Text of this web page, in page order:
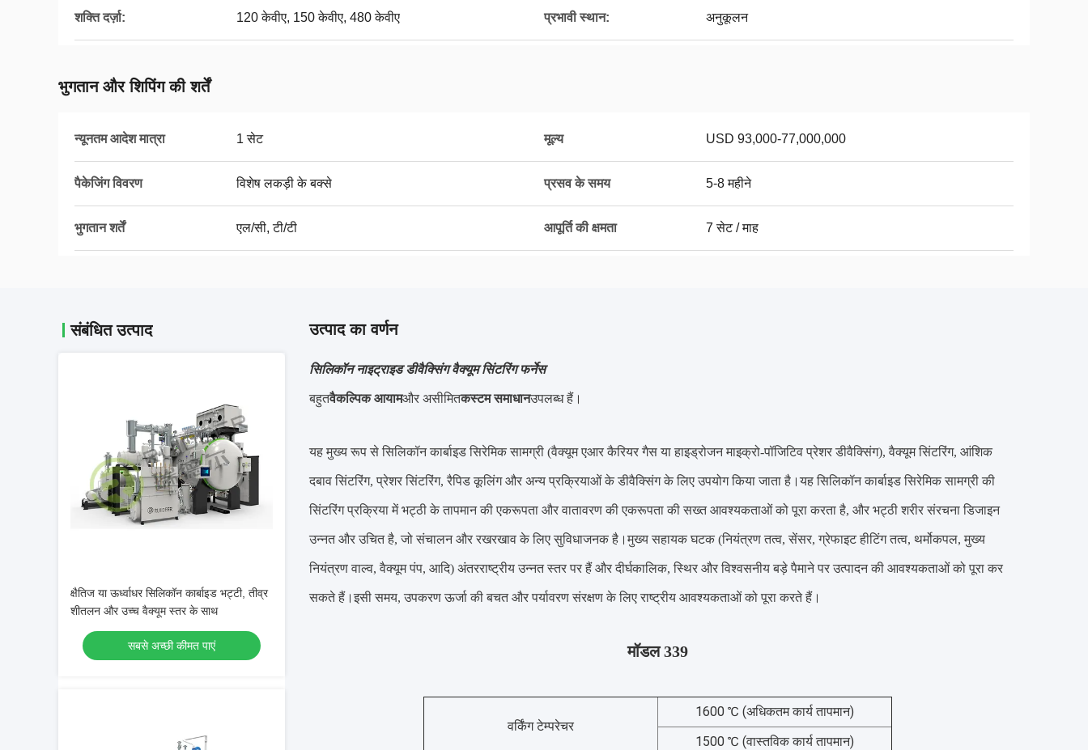
शक्ति दर्ज़ा: 120 केवीए, 150 केवीए, 480 केवीए प्रभावी स्थान: अनुकूलन
भुगतान और शिपिंग की शर्तें
न्यूनतम आदेश मात्रा 1 सेट मूल्य USD 93,000-77,000,000
पैकेजिंग विवरण विशेष लकड़ी के बक्से प्रसव के समय 5-8 महीने
भुगतान शर्तें एल/सी, टी/टी आपूर्ति की क्षमता 7 सेट / माह
संबंधित उत्पाद
क्षैतिज या ऊर्ध्वाधर सिलिकॉन कार्बाइड भट्टी, तीव्र
शीतलन और उच्च वैक्यूम स्तर के साथ
सबसे अच्छी कीमत पाएं
उत्पाद का वर्णन
सिलिकॉन नाइट्राइड डीवैक्सिंग वैक्यूम सिंटरिंग फर्नेस
बहुतवैकल्पिक आयामऔर असीमितकस्टम समाधानउपलब्ध हैं।
यह मुख्य रूप से सिलिकॉन कार्बाइड सिरेमिक सामग्री (वैक्यूम एआर कैरियर गैस या हाइड्रोजन माइक्रो-पॉजिटिव प्रेशर डीवैक्सिंग), वैक्यूम सिंटरिंग, आंशिक
दबाव सिंटरिंग, प्रेशर सिंटरिंग, रैपिड कूलिंग और अन्य प्रक्रियाओं के डीवैक्सिंग के लिए उपयोग किया जाता है।यह सिलिकॉन कार्बाइड सिरेमिक सामग्री की
सिंटरिंग प्रक्रिया में भट्ठी के तापमान की एकरूपता और वातावरण की एकरूपता की सख्त आवश्यकताओं को पूरा करता है, और भट्ठी शरीर संरचना डिजाइन
उन्नत और उचित है, जो संचालन और रखरखाव के लिए सुविधाजनक है।मुख्य सहायक घटक (नियंत्रण तत्व, सेंसर, ग्रेफाइट हीटिंग तत्व, थर्मोकपल, मुख्य
नियंत्रण वाल्व, वैक्यूम पंप, आदि) अंतरराष्ट्रीय उन्नत स्तर पर हैं और दीर्घकालिक, स्थिर और विश्वसनीय बड़े पैमाने पर उत्पादन की आवश्यकताओं को पूरा कर
सकते हैं।इसी समय, उपकरण ऊर्जा की बचत और पर्यावरण संरक्षण के लिए राष्ट्रीय आवश्यकताओं को पूरा करते हैं।
मॉडल 339
वर्किंग टेम्परेचर
1600 ℃ (अधिकतम कार्य तापमान)
1500 ℃ (वास्तविक कार्य तापमान)